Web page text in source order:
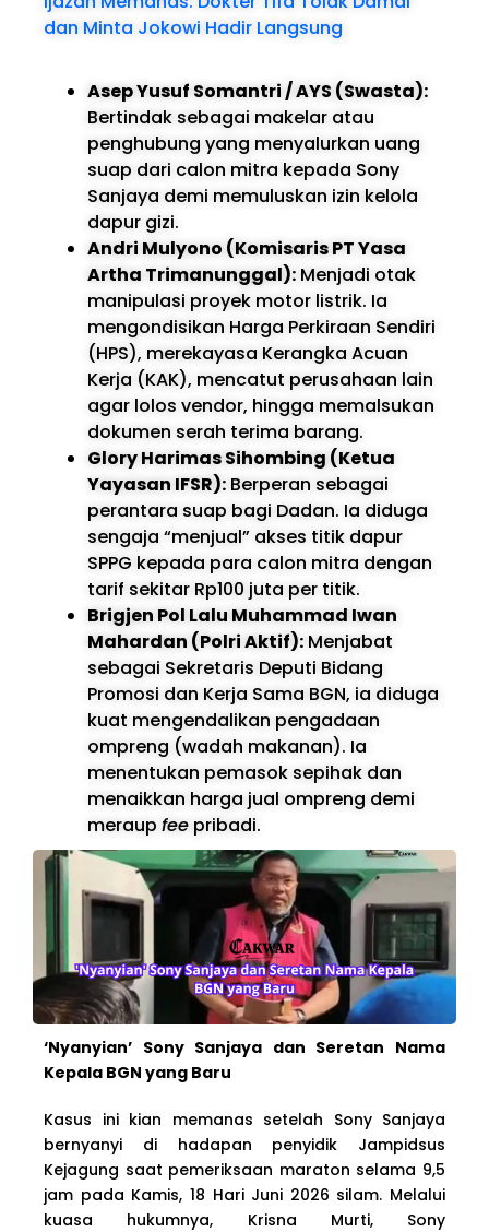
dan Minta Jokowi Hadir Langsung
Asep Yusuf Somantri / AYS (Swasta):
Bertindak sebagai makelar atau
penghubung yang menyalurkan uang
suap dari calon mitra kepada Sony
Sanjaya demi memuluskan izin kelola
dapur gizi.
Andri Mulyono (Komisaris PT Yasa
Artha Trimanunggal): Menjadi otak
manipulasi proyek motor listrik. Ia
mengondisikan Harga Perkiraan Sendiri
(HPS), merekayasa Kerangka Acuan
Kerja (KAK), mencatut perusahaan lain
agar lolos vendor, hingga memalsukan
dokumen serah terima barang.
Glory Harimas Sihombing (Ketua
Yayasan IFSR): Berperan sebagai
perantara suap bagi Dadan. Ia diduga
sengaja “menjual” akses titik dapur
SPPG kepada para calon mitra dengan
tarif sekitar Rp100 juta per titik.
Brigjen Pol Lalu Muhammad Iwan
Mahardan (Polri Aktif): Menjabat
sebagai Sekretaris Deputi Bidang
Promosi dan Kerja Sama BGN, ia diduga
kuat mengendalikan pengadaan
ompreng (wadah makanan). Ia
menentukan pemasok sepihak dan
menaikkan harga jual ompreng demi
meraup fee pribadi.
‘Nyanyian’ Sony Sanjaya dan Seretan Nama
Kepala BGN yang Baru
Kasus ini kian memanas setelah Sony Sanjaya
bernyanyi di hadapan penyidik Jampidsus
Kejagung saat pemeriksaan maraton selama 9,5
jam pada Kamis, 18 Hari Juni 2026 silam. Melalui
kuasa hukumnya, Krisna Murti, Sony